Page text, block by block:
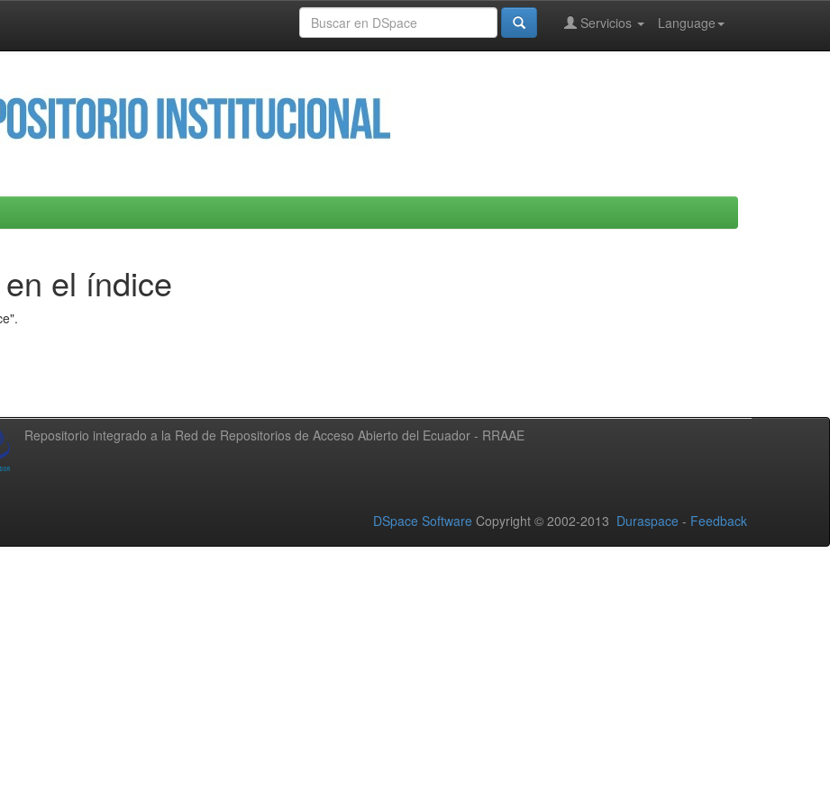
Language
Servicios
el índice
Repositorio integrado a la Red de Repositorios de Acceso Abierto del Ecuador - RRAAE
DSpace Software Copyright © 2002-2013 Duraspace - Feedback